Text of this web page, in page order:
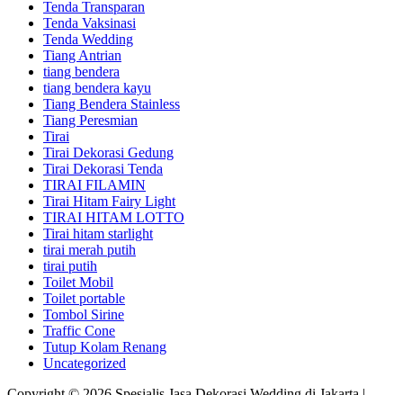
Tenda Transparan
Tenda Vaksinasi
Tenda Wedding
Tiang Antrian
tiang bendera
tiang bendera kayu
Tiang Bendera Stainless
Tiang Peresmian
Tirai
Tirai Dekorasi Gedung
Tirai Dekorasi Tenda
TIRAI FILAMIN
Tirai Hitam Fairy Light
TIRAI HITAM LOTTO
Tirai hitam starlight
tirai merah putih
tirai putih
Toilet Mobil
Toilet portable
Tombol Sirine
Traffic Cone
Tutup Kolam Renang
Uncategorized